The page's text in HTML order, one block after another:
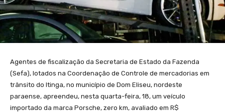
Agentes de fiscalização da Secretaria de Estado da Fazenda
(Sefa), lotados na Coordenação de Controle de mercadorias em
trânsito do Itinga, no município de Dom Eliseu, nordeste
paraense, apreendeu, nesta quarta-feira, 18, um veículo
importado da marca Porsche, zero km, avaliado em R$